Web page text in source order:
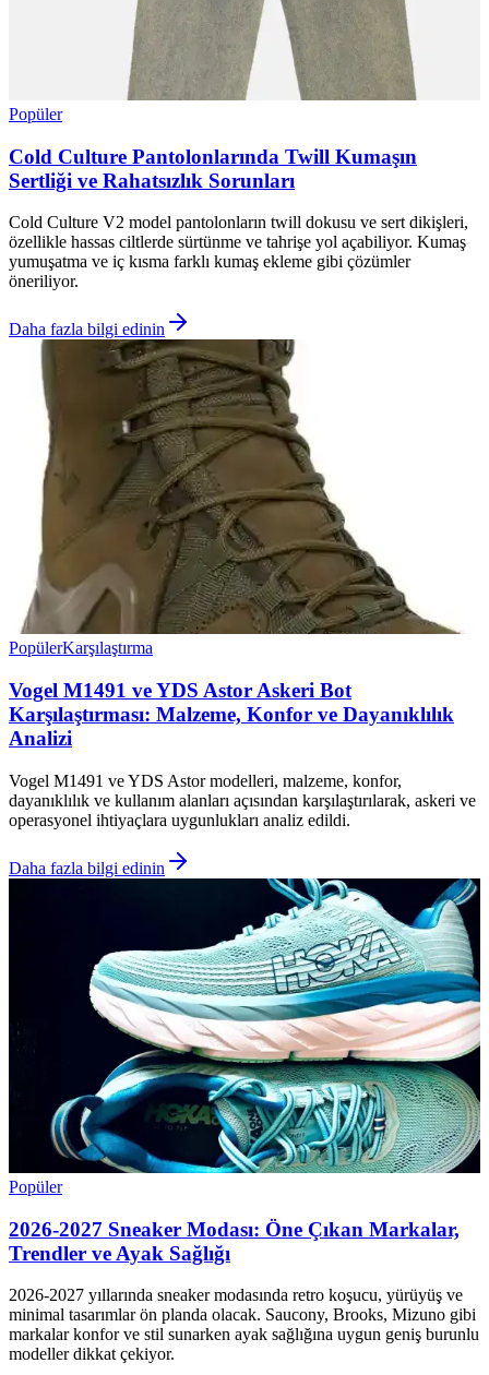
Popüler
Cold Culture Pantolonlarında Twill Kumaşın
Sertliği ve Rahatsızlık Sorunları
Cold Culture V2 model pantolonların twill dokusu ve sert dikişleri,
özellikle hassas ciltlerde sürtünme ve tahrişe yol açabiliyor. Kumaş
yumuşatma ve iç kısma farklı kumaş ekleme gibi çözümler
öneriliyor.
Daha fazla bilgi edinin
PopülerKarşılaştırma
Vogel M1491 ve YDS Astor Askeri Bot
Karşılaştırması: Malzeme, Konfor ve Dayanıklılık
Analizi
Vogel M1491 ve YDS Astor modelleri, malzeme, konfor,
dayanıklılık ve kullanım alanları açısından karşılaştırılarak, askeri ve
operasyonel ihtiyaçlara uygunlukları analiz edildi.
Daha fazla bilgi edinin
Popüler
2026-2027 Sneaker Modası: Öne Çıkan Markalar,
Trendler ve Ayak Sağlığı
2026-2027 yıllarında sneaker modasında retro koşucu, yürüyüş ve
minimal tasarımlar ön planda olacak. Saucony, Brooks, Mizuno gibi
markalar konfor ve stil sunarken ayak sağlığına uygun geniş burunlu
modeller dikkat çekiyor.